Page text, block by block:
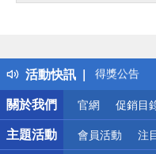
活動快訊
得獎公告
熱門話題
銀行優惠
偏遠地區配
詐騙網頁！
關於我們
官網 促銷目
主題活動 會員活動 注